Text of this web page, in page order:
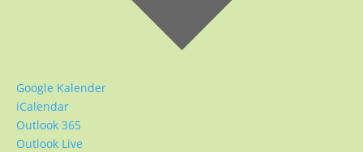
Google Kalender
iCalendar
Outlook 365
Outlook Live